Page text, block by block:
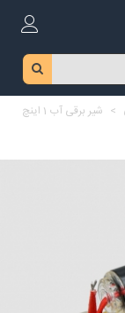
>
شیر برقی آب 1 اینچ